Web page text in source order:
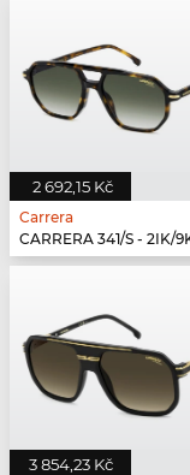
2 692,15 Kč
Carrera
CARRERA 341/S - 2IK/
3 854,23 Kč